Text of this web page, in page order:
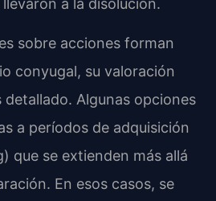
sobre acciones forman
conyugal, su valoración
detallado. Algunas opciones
a períodos de adquisición
que se extienden más allá
En esos casos, se